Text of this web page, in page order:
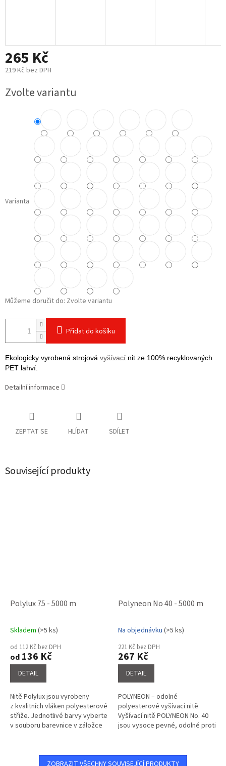
265 Kč
219 Kč bez DPH
cena:
Zvolte variantu
Varianta
Můžeme doručit do: Zvolte variantu
Přidat do košíku
Ekologicky vyrobená strojová vyšívací nit ze 100% recyklovaných
PET lahví.
Detailní informace
ZEPTAT SE HLÍDAT SDÍLET
Související produkty
Polylux 75 - 5000 m
Průměrné
hodnocení
produktu
je
5,0
hvězdiček.
Skladem (>5 ks)
od 112 Kč bez DPH
od 136 Kč
DETAIL
Nitě Polylux jsou vyrobeny
z kvalitních vláken polyesterové
střiže. Jednotlivé barvy vyberte
v souboru barevnice v záložce
Polyneon No 40 - 5000 m
Průměrné
hodnocení
produktu
je
4,1
hvězdiček.
Na objednávku (>5 ks)
221 Kč bez DPH
267 Kč
DETAIL
POLYNEON – odolné
polyesterové vyšívací nitě
Vyšívací nitě POLYNEON No. 40
jsou vysoce pevné, odolné proti
stáčení v...
ZOBRAZIT VŠECHNY SOUVISEJÍCÍ PRODUKTY